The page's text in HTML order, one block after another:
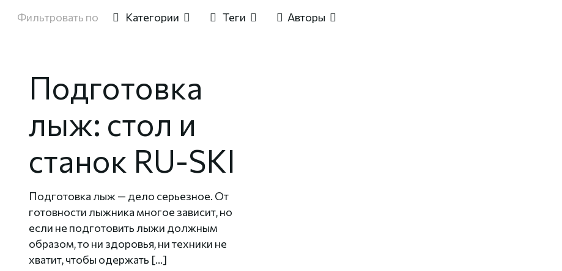
Фильтровать по Категории Теги Авторы
Подготовка
лыж: стол и
станок RU-SKI
Подготовка лыж — дело серьезное. От
готовности лыжника многое зависит, но
если не подготовить лыжи должным
образом, то ни здоровья, ни техники не
хватит, чтобы одержать […]